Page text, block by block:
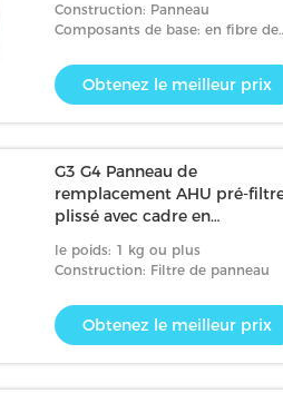
Construction: Panneau
Composants de base: en fibre de
Obtenez le meilleur prix
G3 G4 Panneau de
remplacement AHU pré-
plissé avec cadre en
le poids: 1 kg ou plus
Construction: Filtre de panneau
Obtenez le meilleur prix